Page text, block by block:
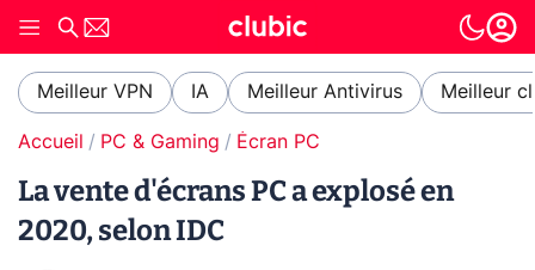
Meilleur VPN IA Meilleur Antivirus Meilleur
Accueil PC & Gaming Écran PC
La vente d'écrans PC a explosé en
2020, selon IDC